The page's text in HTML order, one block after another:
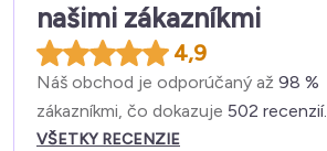
našimi zákazníkmi
4,9
Náš obchod je odporúčaný až 98 %
zákazníkmi, čo dokazuje 502 recenzií.
VŠETKY RECENZIE